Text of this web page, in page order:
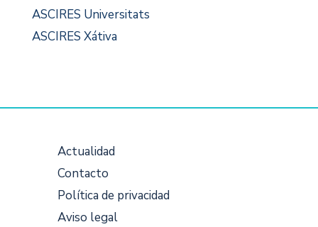
ASCIRES Universitats
ASCIRES Xátiva
Actualidad
Contacto
Política de privacidad
Aviso legal